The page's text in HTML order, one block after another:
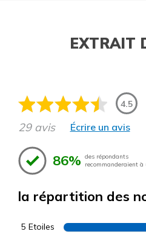
EXTRAIT
4.5
29 avis Écrire un avis
86% des répondants
recommanderaient à
la répartition des
5 Etoiles